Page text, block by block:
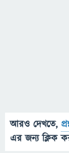
আরও দেখতে,
এর জন্য ক্লিক